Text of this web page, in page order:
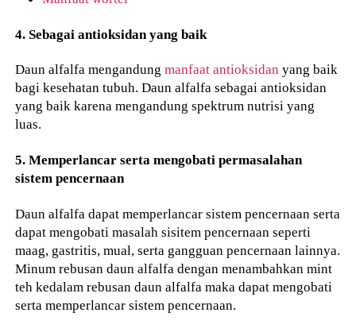
4. Sebagai antioksidan yang baik
Daun alfalfa mengandungmanfaat antioksidan yang baik
bagi kesehatan tubuh. Daun alfalfa sebagai antioksidan
yang baik karena mengandung spektrum nutrisi yang
luas.
5. Memperlancar serta mengobati permasalahan
sistem pencernaan
Daun alfalfa dapat memperlancar sistem pencernaan serta
dapat mengobati masalah sisitem pencernaan seperti
maag, gastritis, mual, serta gangguan pencernaan lainnya.
Minum rebusan daun alfalfa dengan menambahkan mint
teh kedalam rebusan daun alfalfa maka dapat mengobati
serta memperlancar sistem pencernaan.